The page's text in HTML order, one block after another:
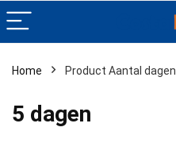
Home Product Aantal dagen
5 dagen